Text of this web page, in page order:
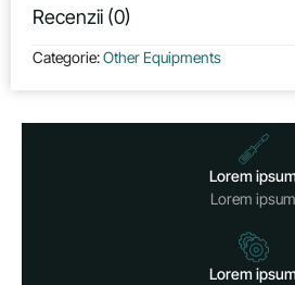
Recenzii (0)
Categorie:Other Equipments
Lorem ipsum
Lorem ipsum
Lorem ipsum